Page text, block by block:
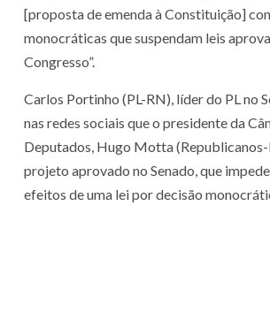
[proposta de emenda à Constituição]
monocráticas que suspendam leis
Congresso”.
Carlos Portinho (PL-RN), líder do PL no
nas redes sociais que o presidente da
Deputados, Hugo Motta (Republicanos-
projeto aprovado no Senado, que
efeitos de uma lei por decisão